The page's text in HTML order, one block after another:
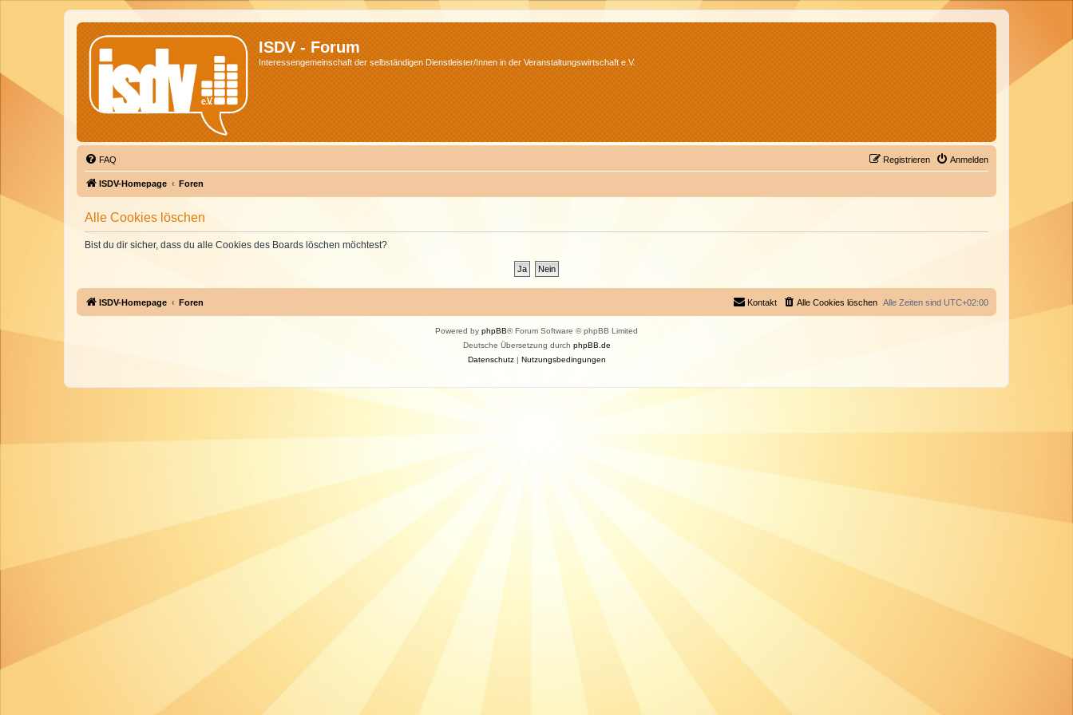
ISDV - Forum
Interessengemeinschaft der selbständigen Dienstleister/Innen in der Veranstaltungswirtschaft e.V.
FAQ Anmelden
Registrieren
ISDV-Homepage Foren
Alle Cookies löschen
Bist du dir sicher, dass du alle Cookies des Boards löschen möchtest?
ISDV-Homepage Foren Alle Zeiten sind UTC+02:00
Alle Cookies löschen
Kontakt
Powered by phpBB® Forum Software © phpBB Limited
Deutsche Übersetzung durch phpBB.de
Datenschutz| Nutzungsbedingungen